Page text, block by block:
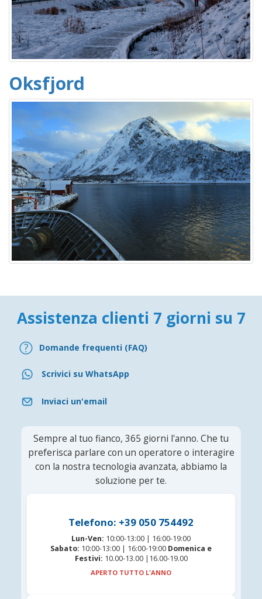
Oksfjord
Assistenza clienti 7 giorni su 7
Domande frequenti (FAQ)
Scrivici su WhatsApp
Inviaci un'email
Sempre al tuo fianco, 365 giorni l'anno. Che tu
preferisca parlare con un operatore o interagire
con la nostra tecnologia avanzata, abbiamo la
soluzione per te.
Telefono: +39 050 754492
Lun-Ven: 10:00-13:00 | 16:00-19:00
Sabato: 10:00-13:00 | 16:00-19:00 Domenica e
Festivi: 10.00-13.00 |16.00-19.00
APERTO TUTTO L'ANNO